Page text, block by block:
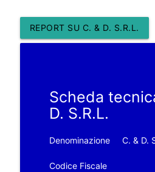
REPORT SU C. & D. S.R.L.
Scheda
D. S.R.L.
Denominazione C. & D.
Codice Fiscale